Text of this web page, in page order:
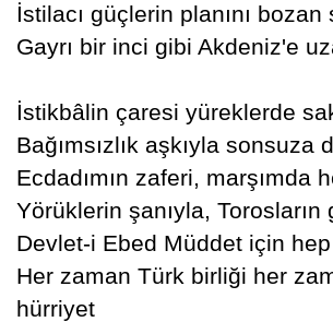
İstilacı güçlerin planını bozan
Gayrı bir inci gibi Akdeniz'e
İstikbâlin çaresi yüreklerde
Bağımsızlık aşkıyla sonsuza
Ecdadımın zaferi, marşımda
Yörüklerin şanıyla, Torosların
Devlet-i Ebed Müddet için
Her zaman Türk birliği her
hürriyet